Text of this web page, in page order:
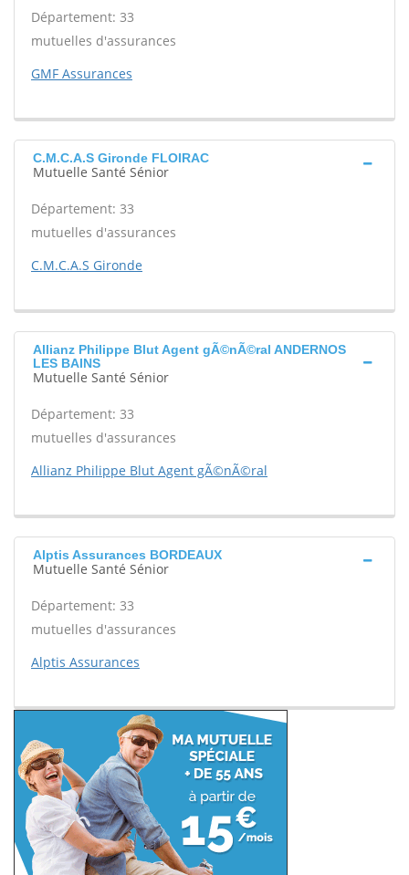
Département: 33
mutuelles d'assurances
GMF Assurances
C.M.C.A.S Gironde FLOIRAC
Mutuelle Santé Sénior
Département: 33
mutuelles d'assurances
C.M.C.A.S Gironde
Allianz Philippe Blut Agent gÃ©nÃ©ral ANDERNOS
LES BAINS
Mutuelle Santé Sénior
Département: 33
mutuelles d'assurances
Allianz Philippe Blut Agent gÃ©nÃ©ral
Alptis Assurances BORDEAUX
Mutuelle Santé Sénior
Département: 33
mutuelles d'assurances
Alptis Assurances